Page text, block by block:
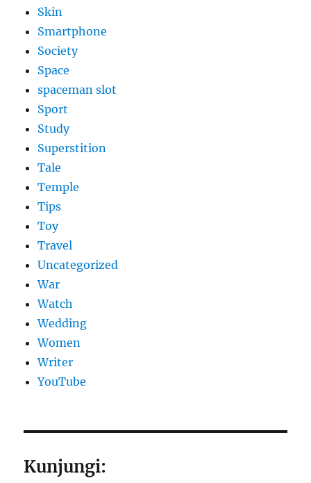
Skin
Smartphone
Society
Space
spaceman slot
Sport
Study
Superstition
Tale
Temple
Tips
Toy
Travel
Uncategorized
War
Watch
Wedding
Women
Writer
YouTube
Kunjungi: